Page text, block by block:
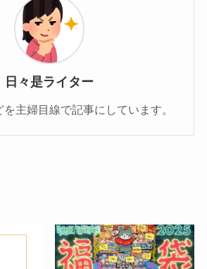
日々是ライター
主婦目線で記事にしています。